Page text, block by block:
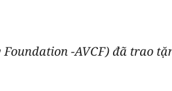
-AVCF) đã trao